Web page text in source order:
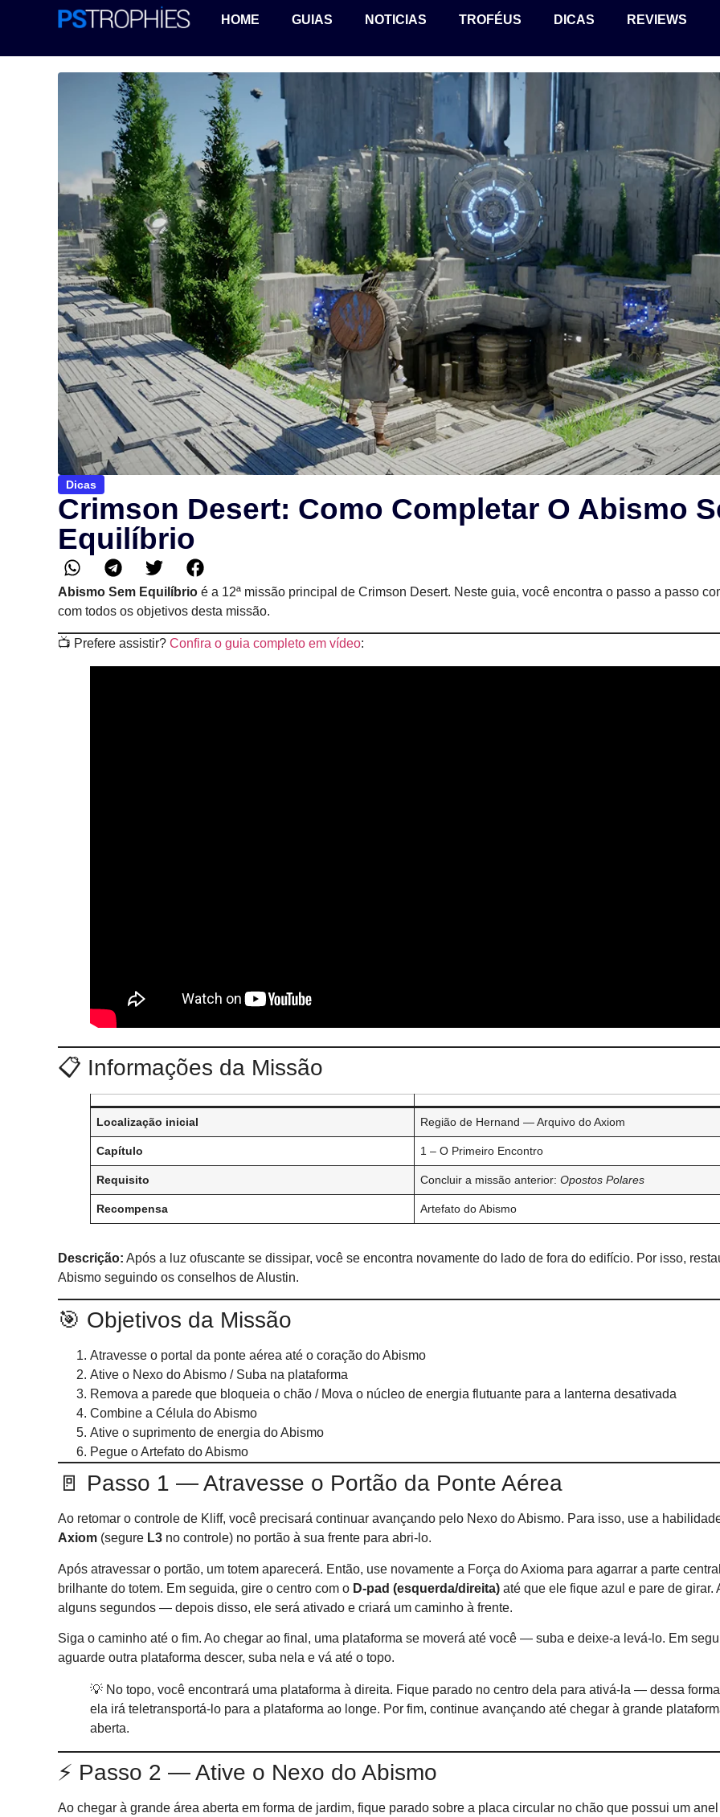
HOME GUIAS NOTICIAS TROFÉUS DICAS REVIEWS
Dicas
Crimson Desert: Como Completar O Abismo
Equilíbrio
Abismo Sem Equilíbrio é a 12ª missão principal de Crimson Desert. Neste guia, você encontra o passo a passo
com todos os objetivos desta missão.
📺 Prefere assistir? Confira o guia completo em vídeo:
📋 Informações da Missão
Localização inicial Região de Hernand — Arquivo do Axiom
Capítulo 1 – O Primeiro Encontro
Requisito Concluir a missão anterior:Opostos Polares
Recompensa Artefato do Abismo
Descrição: Após a luz ofuscante se dissipar, você se encontra novamente do lado de fora do edifício. Por isso,
Abismo seguindo os conselhos de Alustin.
🎯 Objetivos da Missão
Atravesse o portal da ponte aérea até o coração do Abismo
Ative o Nexo do Abismo / Suba na plataforma
Remova a parede que bloqueia o chão / Mova o núcleo de energia flutuante para a lanterna desativada
Combine a Célula do Abismo
Ative o suprimento de energia do Abismo
Pegue o Artefato do Abismo
🚪 Passo 1 — Atravesse o Portão da Ponte Aérea
Ao retomar o controle de Kliff, você precisará continuar avançando pelo Nexo do Abismo. Para isso, use a
Axiom (segure L3 no controle) no portão à sua frente para abri-lo.
Após atravessar o portão, um totem aparecerá. Então, use novamente a Força do Axioma para agarrar a parte
brilhante do totem. Em seguida, gire o centro com o D-pad (esquerda/direita) até que ele fique azul e pare de girar.
alguns segundos — depois disso, ele será ativado e criará um caminho à frente.
Siga o caminho até o fim. Ao chegar ao final, uma plataforma se moverá até você — suba e deixe-a levá-lo. Em
aguarde outra plataforma descer, suba nela e vá até o topo.
💡 No topo, você encontrará uma plataforma à direita. Fique parado no centro dela para ativá-la — dessa
ela irá teletransportá-lo para a plataforma ao longe. Por fim, continue avançando até chegar à grande
aberta.
⚡ Passo 2 — Ative o Nexo do Abismo
Ao chegar à grande área aberta em forma de jardim, fique parado sobre a placa circular no chão que possui um